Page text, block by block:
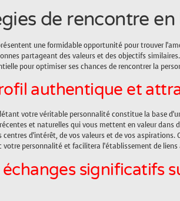
de rencontre
une formidable opportunité pour trouver
partageant des valeurs et des objectifs
pour optimiser ses chances de rencontrer la
authentique et
votre véritable personnalité constitue la base
et naturelles qui vous mettent en valeur dans
centres d’intérêt, de vos valeurs et de vos
votre personnalité et facilitera l’établissement de
significatifs